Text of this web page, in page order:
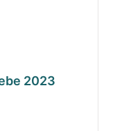
2023